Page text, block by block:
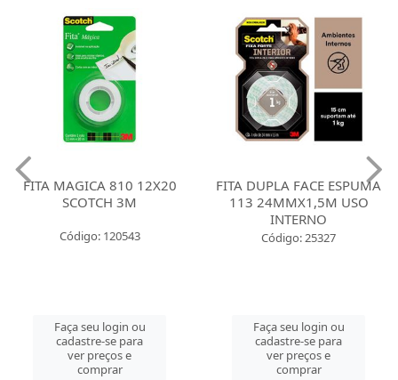
FITA MAGICA 810 12X20
SCOTCH 3M
Código: 120543
Faça seu login ou
cadastre-se para
ver preços e
comprar
FITA DUPLA FACE ESPUMA
113 24MMX1,5M USO
INTERNO
Código: 25327
Faça seu login ou
cadastre-se para
ver preços e
comprar